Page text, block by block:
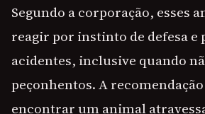
Segundo a corporação, esses
reagir por instinto de defesa e
acidentes, inclusive quando
peçonhentos. A recomendação
encontrar um animal